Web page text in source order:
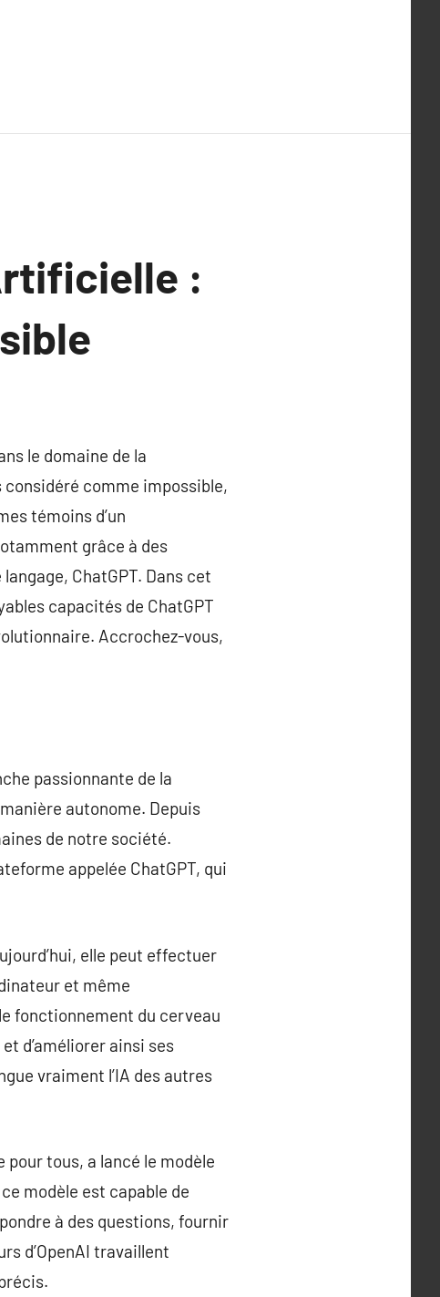
:
le domaine de la
comme impossible,
témoins d’un
grâce à des
ChatGPT. Dans cet
capacités de ChatGPT
Accrochez-vous,
passionnante de la
autonome. Depuis
de notre société.
appelée ChatGPT, qui
elle peut effectuer
et même
fonctionnement du cerveau
d’améliorer ainsi ses
vraiment l’IA des autres
pour tous, a lancé le modèle
modèle est capable de
à des questions, fournir
d’OpenAI travaillent